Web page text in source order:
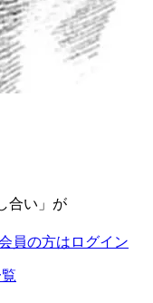
合い 」が
員の方はログイン